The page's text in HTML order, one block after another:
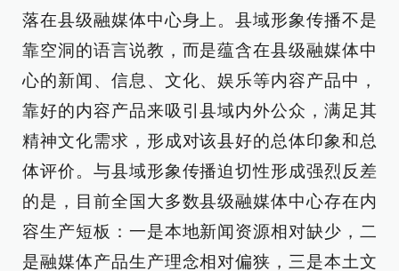
落在县级融媒体中心身上。县域形象传播不是
靠空洞的语言说教，而是蕴含在县级融媒体中
心的新闻、信息、文化、娱乐等内容产品中，
靠好的内容产品来吸引县域内外公众，满足其
精神文化需求，形成对该县好的总体印象和总
体评价。与县域形象传播迫切性形成强烈反差
的是，目前全国大多数县级融媒体中心存在内
容生产短板：一是本地新闻资源相对缺少，二
是融媒体产品生产理念相对偏狭，三是本土文